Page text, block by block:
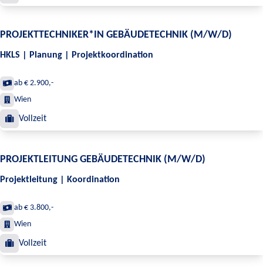
PROJEKTTECHNIKER*IN GEBÄUDETECHNIK (M/W/D)
HKLS | Planung | Projektkoordination
ab € 2.900,-
Wien
Vollzeit
PROJEKTLEITUNG GEBÄUDETECHNIK (M/W/D)
Projektleitung | Koordination
ab € 3.800,-
Wien
Vollzeit